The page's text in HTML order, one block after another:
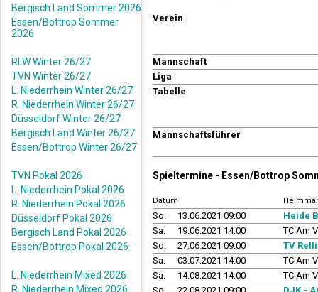
Bergisch Land Sommer 2026
Essen/Bottrop Sommer
2026
RLW Winter 26/27
TVN Winter 26/27
L. Niederrhein Winter 26/27
R. Niederrhein Winter 26/27
Düsseldorf Winter 26/27
Bergisch Land Winter 26/27
Essen/Bottrop Winter 26/27
TVN Pokal 2026
L. Niederrhein Pokal 2026
R. Niederrhein Pokal 2026
Düsseldorf Pokal 2026
Bergisch Land Pokal 2026
Essen/Bottrop Pokal 2026
L. Niederrhein Mixed 2026
R. Niederrhein Mixed 2026
Verein
Mannschaft
Liga
Tabelle
Mannschaftsführer
Spieltermine - Essen/Bottrop
Datum
So. 13.06.2021 09:00
Heide
Sa.
19.06.2021 14:00
TC Am
So.
27.06.2021 09:00
TV
Sa.
03.07.2021 14:00
TC Am
Sa.
14.08.2021 14:00
TC Am